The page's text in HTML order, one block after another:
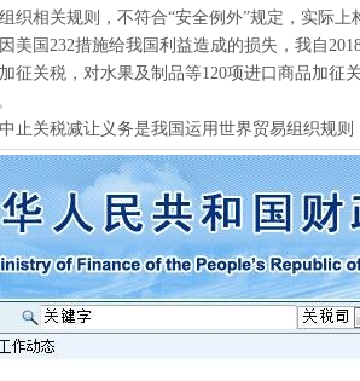
织相关规则，不符合“安全例外”规定，实际
美国232措施给我国利益造成的损失，我自
征关税，对水果及制品等120项进口商品加征
止关税减让义务是我国运用世界贸易组织规则